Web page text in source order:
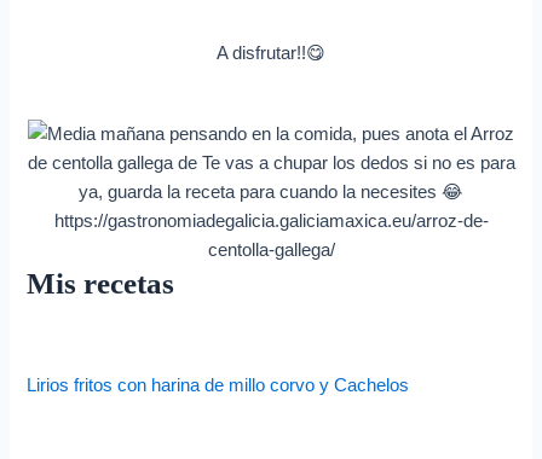
A disfrutar!!😋
Mis recetas
Lirios fritos con harina de millo corvo y Cachelos